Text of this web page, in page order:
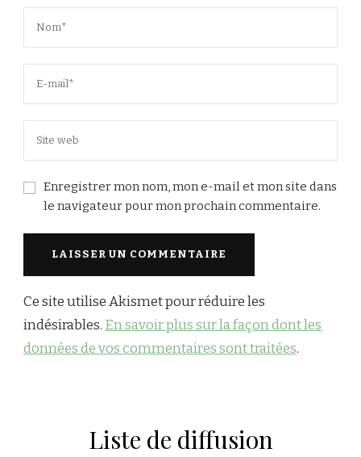
Enregistrer mon nom, mon e-mail et mon site dans
le navigateur pour mon prochain commentaire.
Ce site utilise Akismet pour réduire les
indésirables. En savoir plus sur la façon dont les
données de vos commentaires sont traitées.
Liste de diffusion